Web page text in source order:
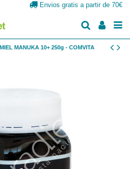
Envios gratis a partir de 70€
MIEL MANUKA 10+ 250g - COMVITA